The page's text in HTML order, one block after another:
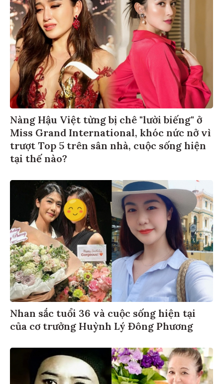
Nàng Hậu Việt từng bị chê "lười biếng" ở
Miss Grand International, khóc nức nở vì
trượt Top 5 trên sân nhà, cuộc sống hiện
tại thế nào?
Nhan sắc tuổi 36 và cuộc sống hiện tại
của cơ trưởng Huỳnh Lý Đông Phương